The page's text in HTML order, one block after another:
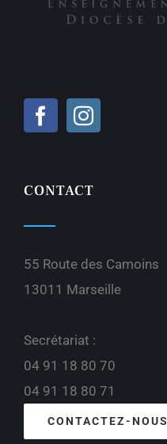
CONTACT
55 Route des Camoins
13011 Marseille
Secrétariat :
04 91 18 80 70
04 91 18 80 71
CONTACTEZ-NOUS